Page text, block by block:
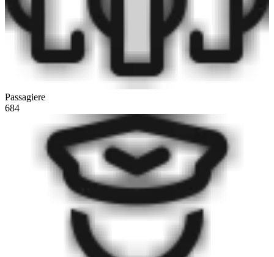
Passagiere
684